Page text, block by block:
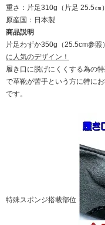
重さ：片足310g（片足 25.5
原産国：日本製
商品説明
片足わずか350g（25.5cm参照
に人気のデザイン！
履き口に脱げにくくする為の
で革靴が苦手という方に特に
です。
特殊スポンジ搭載部位